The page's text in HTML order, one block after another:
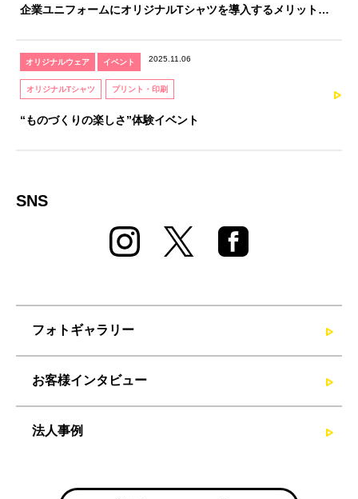
企業ユニフォームにオリジナルTシャツを導入するメリットと
オリジナルウェア イベント 2025.11.06
オリジナルTシャツ プリント・印刷
“ものづくりの楽しさ”体験イベント
SNS
フォトギャラリー
お客様インタビュー
法人事例